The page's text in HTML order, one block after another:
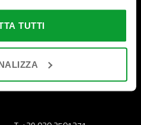
si occupano di analisi dei
media, i quali potrebbero
che hai fornito loro o
potrai scegliere quali
ad esclusione di
per il funzionamento del
TUTTI
F. +39 030 2507032